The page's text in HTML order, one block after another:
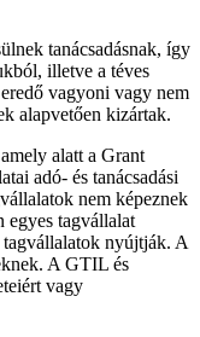
tanácsadásnak, így
illetve a téves
vagyoni vagy nem
alapvetően kizártak.
alatt a Grant
adó- és tanácsadási
nem képeznek
egyes tagvállalat
nyújtják. A
A GTIL és
vagy